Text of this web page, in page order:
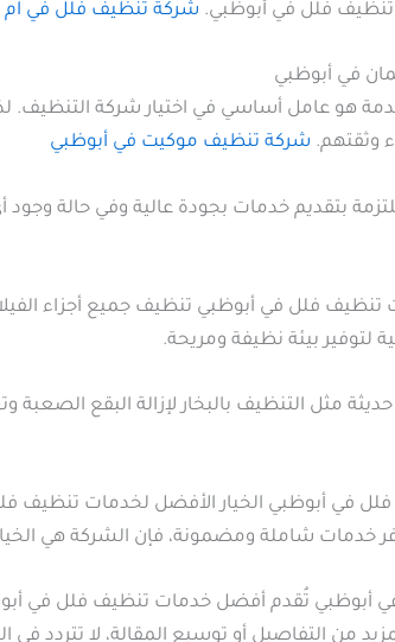
فلل في أبوظبي. شركة تنظيف فلل في ام
في أبوظبي
هو عامل أساسي في اختيار شركة
وثقتهم. شركة تنظيف موكيت في أبوظبي
بتقديم خدمات بجودة عالية وفي حالة
فلل في أبوظبي تنظيف جميع أجزاء
لتوفير بيئة نظيفة ومريحة.
مثل التنظيف بالبخار لإزالة البقع
في أبوظبي الخيار الأفضل لخدمات تنظيف
خدمات شاملة ومضمونة، فإن الشركة هي
أبوظبي تُقدم أفضل خدمات تنظيف فلل في
من التفاصيل أو توسيع المقالة، لا تتردد في